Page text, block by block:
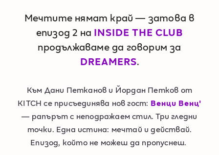
Мечтите нямат край — затова в
епизод 2 на INSIDE THE CLUB
продължаваме да говорим за
DREAMERS.
Към Дани Петканов и Йордан Петков от
KITCH се присъединява нов гост: Венци Венц'
— рапърът с неподражаем стил. Три гледни
точки. Една истина: мечтай и действай.
Епизод, който не можеш да пропуснеш. ​